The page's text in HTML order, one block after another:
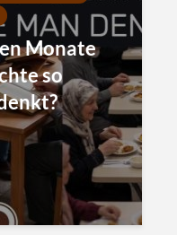
Monate
so